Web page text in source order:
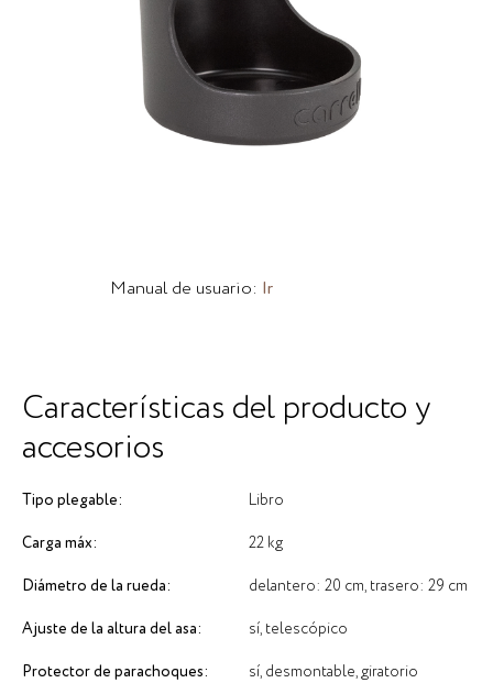
Manual de usuario: Ir
Características del producto y
accesorios
Tipo plegable: Libro
Carga máx: 22 kg
Diámetro de la rueda: delantero: 20 cm, trasero: 29 cm
Ajuste de la altura del asa: sí, telescópico
Protector de parachoques: sí, desmontable, giratorio